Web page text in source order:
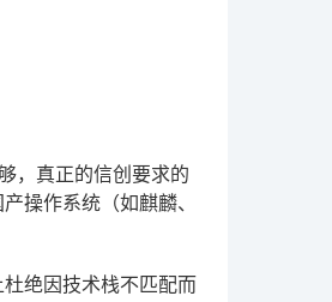
，真正的信创要求的
操作系统（如麒麟、
绝因技术栈不匹配而